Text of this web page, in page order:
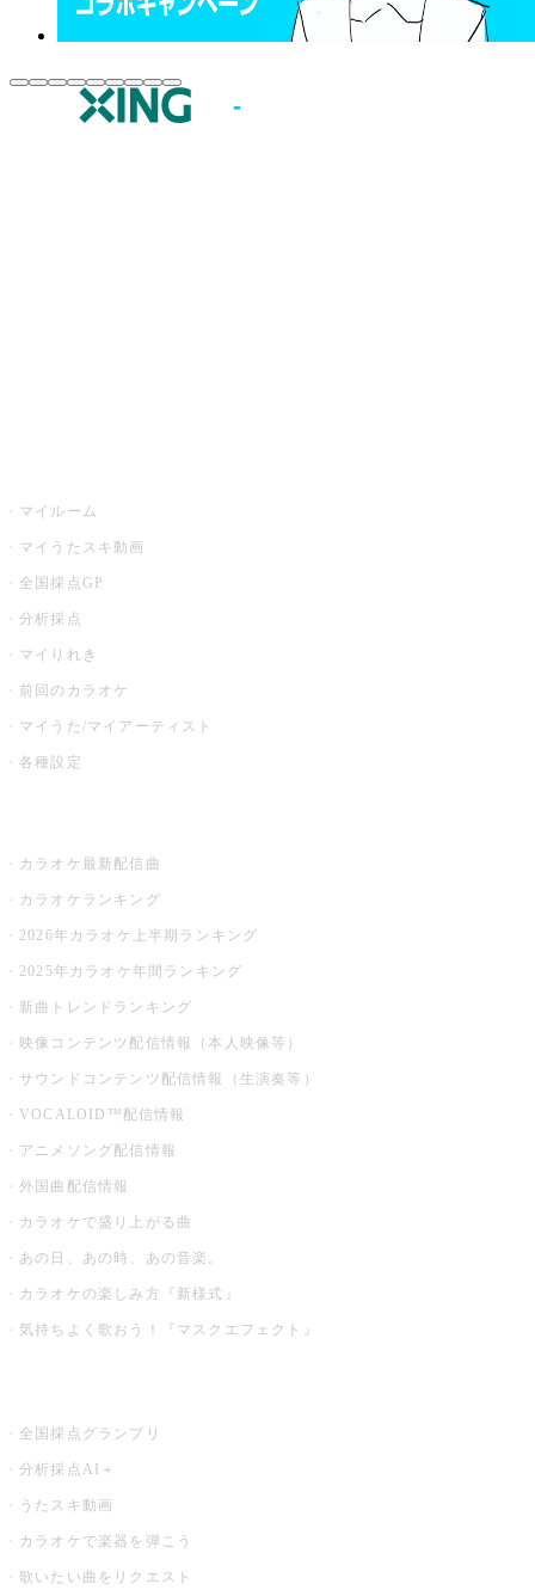
マイルーム
マイうたスキ動画
全国採点GP
分析採点
マイりれき
前回のカラオケ
マイうた/マイアーティスト
各種設定
カラオケ最新配信曲
カラオケランキング
2026年カラオケ上半期ランキング
2025年カラオケ年間ランキング
新曲トレンドランキング
映像コンテンツ配信情報（本人映像等）
サウンドコンテンツ配信情報（生演奏等）
VOCALOID™配信情報
アニメソング配信情報
外国曲配信情報
カラオケで盛り上がる曲
あの日、あの時、あの音楽。
カラオケの楽しみ方『新様式』
気持ちよく歌おう！『マスクエフェクト』
全国採点グランプリ
分析採点AI＋
うたスキ動画
カラオケで楽器を弾こう
歌いたい曲をリクエスト